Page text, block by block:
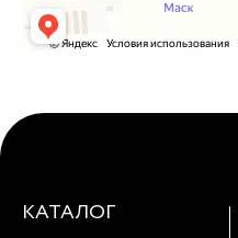
КАТАЛОГ